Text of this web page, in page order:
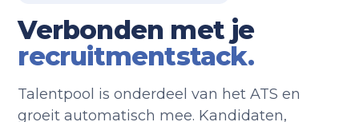
Verbonden met je
recruitmentstack.
Talentpool is onderdeel van het ATS en
groeit automatisch mee. Kandidaten,